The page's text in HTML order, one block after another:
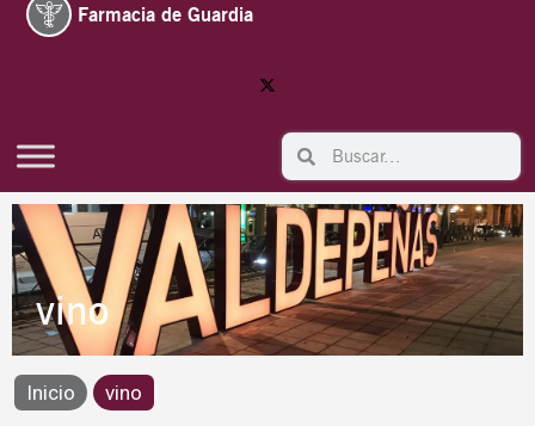
Farmacia de Guardia
Search Search
vino
Inicio vino